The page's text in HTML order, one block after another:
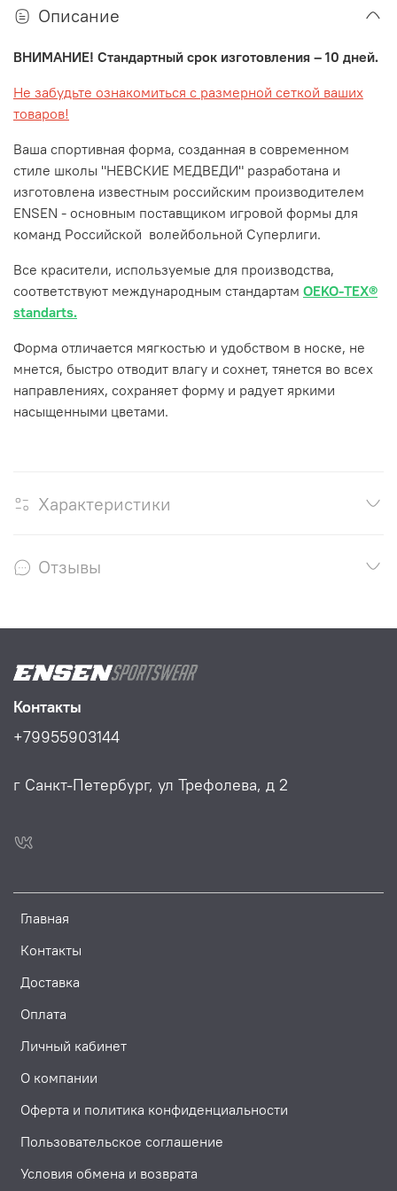
Описание
ВНИМАНИЕ! Стандартный срок изготовления – 10 дней.
Не забудьте ознакомиться с размерной сеткой ваших
товаров!
Ваша спортивная форма, созданная в современном
стиле школы "НЕВСКИЕ МЕДВЕДИ" разработана и
изготовлена известным российским производителем
ENSEN - основным поставщиком игровой формы для
команд Российской волейбольной Суперлиги.
Все красители, используемые для производства,
соответствуют международным стандартам OEKO-TEX®
standarts.
Форма отличается мягкостью и удобством в носке, не
мнется, быстро отводит влагу и сохнет, тянется во всех
направлениях, сохраняет форму и радует яркими
насыщенными цветами.
Характеристики
Отзывы
Главная
Контакты
Доставка
Оплата
Личный кабинет
О компании
Оферта и политика конфиденциальности
Пользовательское соглашение
Условия обмена и возврата
Контакты
+79955903144
г Санкт-Петербург, ул Трефолева, д 2